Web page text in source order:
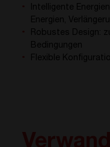
Intelligente
Energien,
Robustes Design:
Bedingungen
Flexible